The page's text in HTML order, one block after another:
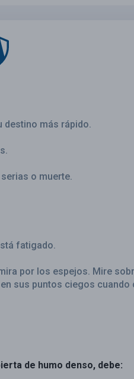
destino más rápido.
o muerte.
fatigado.
por los espejos. Mire
sus puntos ciegos cuando
de humo denso, debe: